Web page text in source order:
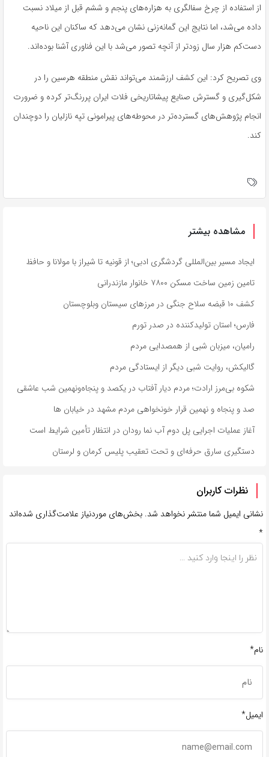
از استفاده از چرخ سفالگری به هزاره‌های پنجم و ششم قبل از میلاد نسبت
داده می‌شد، اما نتایج این گمانه‌زنی نشان می‌دهد که ساکنان این ناحیه
دست‌کم هزار سال زودتر از آنچه تصور می‌شد با این فناوری آشنا بوده‌اند.
وی تصریح کرد: این کشف ارزشمند می‌تواند نقش منطقه هرسین را در
شکل‌گیری و گسترش صنایع پیشاتاریخی فلات ایران پررنگ‌تر کرده و ضرورت
انجام پژوهش‌های گسترده‌تر در محوطه‌های پیرامونی تپه نازلیان را دوچندان
کند.
مشاهده بیشتر
ایجاد مسیر بین‌المللی گردشگری ادبی؛ از قونیه تا شیراز با مولانا و حافظ
تامین زمین ساخت مسکن ۷۸۰۰ خانوار مازندرانی
کشف ۱۰ قبضه سلاح جنگی در مرزهای سیستان وبلوچستان
فارس؛ استان تولیدکننده در صدر تورم
رامیان، میزبان شبی از همصدایی مردم
گالیکش، روایت شبی دیگر از ایستادگی مردم
شکوه بی‌مرز ارادت؛ مردم دیار آفتاب در یکصد و پنجاه‌ونهمین شب عاشقی
صد و پنجاه و نهمین قرار خونخواهی مردم مشهد در خیابان ها
آغاز عملیات اجرایی پل دوم آب نما رودان در انتظار تأمین شرایط است
دستگیری سارق حرفه‌ای و تحت تعقیب پلیس کرمان و لرستان
نظرات کاربران
نشانی ایمیل شما منتشر نخواهد شد. بخش‌های موردنیاز علامت‌گذاری شده‌اند
*
نام*
ایمیل*